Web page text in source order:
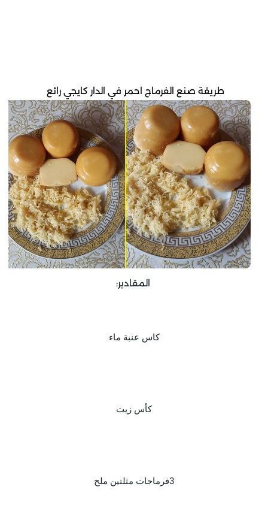
طريقة صنع الفرماج احمر في الدار كايجي رائع
المقادير:
كاس عنبة ماء
كأس زيت
3فرماجات مثلتين ملح